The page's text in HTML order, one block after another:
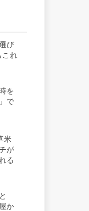
び
これ
を
で
米
が
る
か